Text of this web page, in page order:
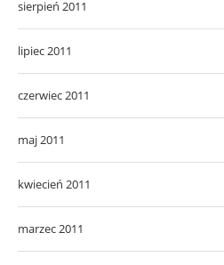
sierpień 2011
lipiec 2011
czerwiec 2011
maj 2011
kwiecień 2011
marzec 2011